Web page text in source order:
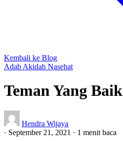
Kembali ke Blog
Adab Akidah Nasehat
Teman Yang Baik
Hendra Wijaya
· September 21, 2021 · 1 menit baca